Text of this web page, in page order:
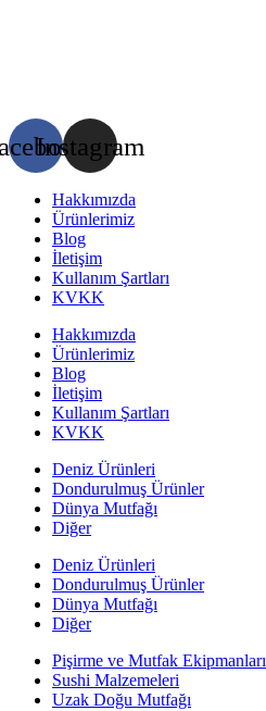
Instagram
Hakkımızda
Ürünlerimiz
Blog
İletişim
Kullanım Şartları
KVKK
Hakkımızda
Ürünlerimiz
Blog
İletişim
Kullanım Şartları
KVKK
Deniz Ürünleri
Dondurulmuş Ürünler
Dünya Mutfağı
Diğer
Deniz Ürünleri
Dondurulmuş Ürünler
Dünya Mutfağı
Diğer
Pişirme ve Mutfak Ekipmanları
Sushi Malzemeleri
Uzak Doğu Mutfağı